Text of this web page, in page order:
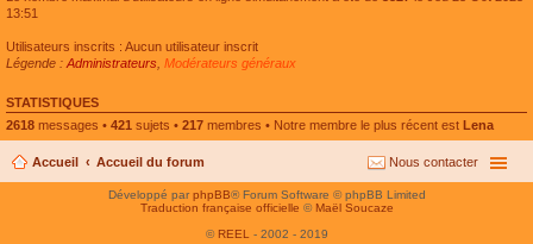
13:51
Utilisateurs inscrits : Aucun utilisateur inscrit
Légende : Administrateurs Modérateurs généraux
STATISTIQUES
2618 messages • 421 sujets • 217 membres • Notre membre le plus récent est Lena
Accueil Accueil du forum Nous contacter
Développé parphpBB® Forum Software © phpBB Limited
Traduction française officielle © Maël Soucaze
© REEL - 2002 - 2019